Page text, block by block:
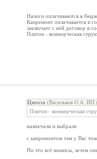
Налоги оплачиваются в
Капремонт оплачивается в
заключает с ней договор в
Платон - коммерческая
Цитата (Васильков О.А. ИП
Платон - коммерческая
назначили и выбрали
с капремонтом там у Вас
Но это всё нюансы, зачем